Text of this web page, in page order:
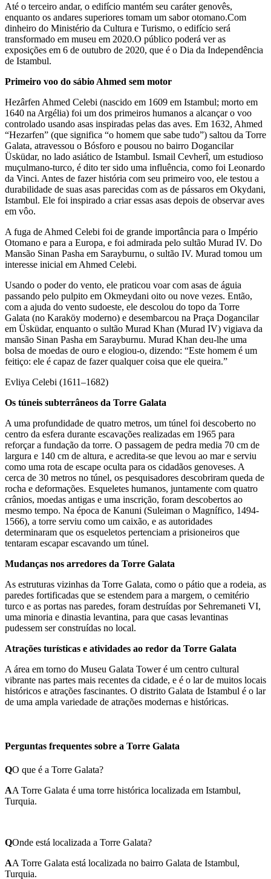
Até o terceiro andar, o edifício mantém seu caráter genovês,
enquanto os andares superiores tomam um sabor otomano.Com
dinheiro do Ministério da Cultura e Turismo, o edifício será
transformado em museu em 2020.O público poderá ver as
exposições em 6 de outubro de 2020, que é o Dia da Independência
de Istambul.
Primeiro voo do sábio Ahmed sem motor
Hezârfen Ahmed Celebi (nascido em 1609 em Istambul; morto em
1640 na Argélia) foi um dos primeiros humanos a alcançar o voo
controlado usando asas inspiradas pelas das aves. Em 1632, Ahmed
“Hezarfen” (que significa “o homem que sabe tudo”) saltou da Torre
Galata, atravessou o Bósforo e pousou no bairro Dogancilar
Üsküdar, no lado asiático de Istambul. Ismail Cevherî, um estudioso
muçulmano-turco, é dito ter sido uma influência, como foi Leonardo
da Vinci. Antes de fazer história com seu primeiro voo, ele testou a
durabilidade de suas asas parecidas com as de pássaros em Okydani,
Istambul. Ele foi inspirado a criar essas asas depois de observar aves
em vôo.
A fuga de Ahmed Celebi foi de grande importância para o Império
Otomano e para a Europa, e foi admirada pelo sultão Murad IV. Do
Mansão Sinan Pasha em Sarayburnu, o sultão IV. Murad tomou um
interesse inicial em Ahmed Celebi.
Usando o poder do vento, ele praticou voar com asas de águia
passando pelo pulpito em Okmeydani oito ou nove vezes. Então,
com a ajuda do vento sudoeste, ele descolou do topo da Torre
Galata (no Karaköy moderno) e desembarcou na Praça Dogancilar
em Üsküdar, enquanto o sultão Murad Khan (Murad IV) vigiava da
mansão Sinan Pasha em Sarayburnu. Murad Khan deu-lhe uma
bolsa de moedas de ouro e elogiou-o, dizendo: “Este homem é um
feitiço: ele é capaz de fazer qualquer coisa que ele queira.”
Evliya Celebi (1611–1682)
Os túneis subterrâneos da Torre Galata
A uma profundidade de quatro metros, um túnel foi descoberto no
centro da esfera durante escavações realizadas em 1965 para
reforçar a fundação da torre. O passagem de pedra media 70 cm de
largura e 140 cm de altura, e acredita-se que levou ao mar e serviu
como uma rota de escape oculta para os cidadãos genoveses. A
cerca de 30 metros no túnel, os pesquisadores descobriram queda de
rocha e deformações. Esqueletes humanos, juntamente com quatro
crânios, moedas antigas e uma inscrição, foram descobertos ao
mesmo tempo. Na época de Kanuni (Suleiman o Magnífico, 1494-
1566), a torre serviu como um caixão, e as autoridades
determinaram que os esqueletos pertenciam a prisioneiros que
tentaram escapar escavando um túnel.
Mudanças nos arredores da Torre Galata
As estruturas vizinhas da Torre Galata, como o pátio que a rodeia, as
paredes fortificadas que se estendem para a margem, o cemitério
turco e as portas nas paredes, foram destruídas por Sehremaneti VI,
uma minoria e dinastia levantina, para que casas levantinas
pudessem ser construídas no local.
Atrações turísticas e atividades ao redor da Torre Galata
A área em torno do Museu Galata Tower é um centro cultural
vibrante nas partes mais recentes da cidade, e é o lar de muitos locais
históricos e atrações fascinantes. O distrito Galata de Istambul é o lar
de uma ampla variedade de atrações modernas e históricas.
Perguntas frequentes sobre a Torre Galata
QO que é a Torre Galata?
AA Torre Galata é uma torre histórica localizada em Istambul,
Turquia.
QOnde está localizada a Torre Galata?
AA Torre Galata está localizada no bairro Galata de Istambul,
Turquia.